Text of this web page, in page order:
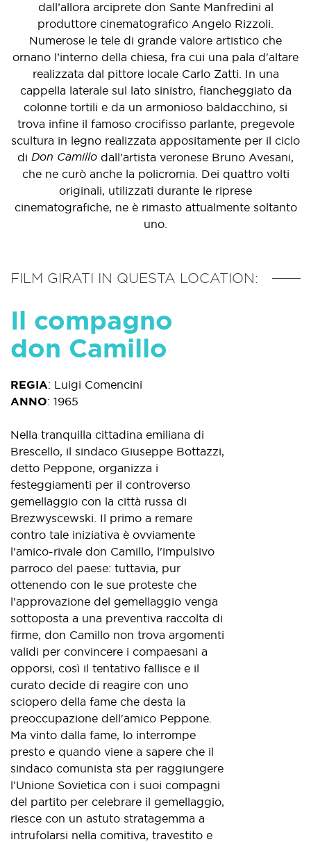
dall’allora arciprete don Sante Manfredini al
produttore cinematografico Angelo Rizzoli.
Numerose le tele di grande valore artistico che
ornano l’interno della chiesa, fra cui una pala d'altare
realizzata dal pittore locale Carlo Zatti. In una
cappella laterale sul lato sinistro, fiancheggiato da
colonne tortili e da un armonioso baldacchino, si
trova infine il famoso crocifisso parlante, pregevole
scultura in legno realizzata appositamente per il ciclo
di Don Camillo dall’artista veronese Bruno Avesani,
che ne curò anche la policromia. Dei quattro volti
originali, utilizzati durante le riprese
cinematografiche, ne è rimasto attualmente soltanto
uno.
FILM GIRATI IN QUESTA LOCATION:
Il compagno
don Camillo
REGIA: Luigi Comencini
ANNO: 1965
Nella tranquilla cittadina emiliana di
Brescello, il sindaco Giuseppe Bottazzi,
detto Peppone, organizza i
festeggiamenti per il controverso
gemellaggio con la città russa di
Brezwyscewski. Il primo a remare
contro tale iniziativa è ovviamente
l'amico-rivale don Camillo, l'impulsivo
parroco del paese: tuttavia, pur
ottenendo con le sue proteste che
l'approvazione del gemellaggio venga
sottoposta a una preventiva raccolta di
firme, don Camillo non trova argomenti
validi per convincere i compaesani a
opporsi, così il tentativo fallisce e il
curato decide di reagire con uno
sciopero della fame che desta la
preoccupazione dell'amico Peppone.
Ma vinto dalla fame, lo interrompe
presto e quando viene a sapere che il
sindaco comunista sta per raggiungere
l'Unione Sovietica con i suoi compagni
del partito per celebrare il gemellaggio,
riesce con un astuto stratagemma a
intrufolarsi nella comitiva, travestito e